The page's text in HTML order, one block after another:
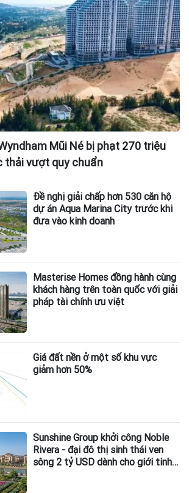
Mũi Né bị phạt 270 triệu
thải vượt quy chuẩn
Đề nghị giải chấp hơn 530 căn hộ
dự án Aqua Marina City trước khi
đưa vào kinh doanh
Masterise Homes đồng hành cùng
khách hàng trên toàn quốc với giải
pháp tài chính ưu việt
Giá đất nền ở một số khu vực
giảm hơn 50%
Sunshine Group khởi công Noble
Rivera - đại đô thị sinh thái ven
sông 2 tỷ USD dành cho giới tinh